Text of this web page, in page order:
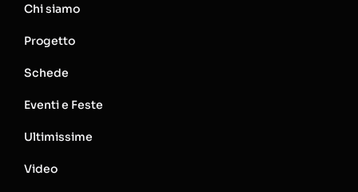
Chi siamo
Progetto
Schede
Eventi e Feste
Ultimissime
Video